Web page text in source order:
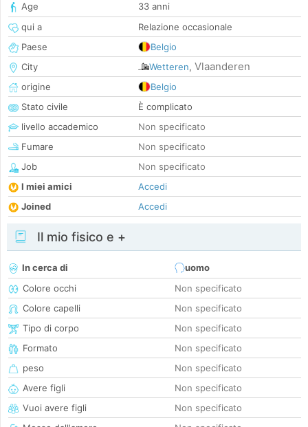
Age
33 anni
qui a
Relazione occasionale
Paese
Belgio
City
Wetteren, Vlaanderen
origine
Belgio
Stato civile
È complicato
livello accademico
Non specificato
Fumare
Non specificato
Job
Non specificato
I miei amici
Accedi
Joined
Accedi
Il mio fisico e +
In cerca di
uomo
Colore occhi
Non specificato
Colore capelli
Non specificato
Tipo di corpo
Non specificato
Formato
Non specificato
peso
Non specificato
Avere figli
Non specificato
Vuoi avere figli
Non specificato